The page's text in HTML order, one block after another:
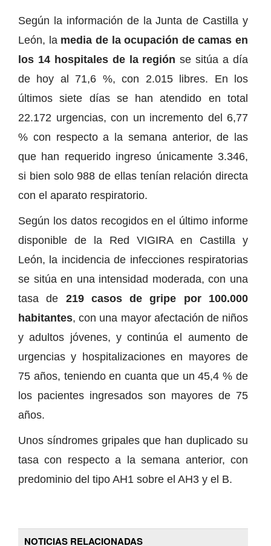
Según la información de la Junta de Castilla y
León, la media de la ocupación de camas en
los 14 hospitales de la región se sitúa a día
de hoy al 71,6 %, con 2.015 libres. En los
últimos siete días se han atendido en total
22.172 urgencias, con un incremento del 6,77
% con respecto a la semana anterior, de las
que han requerido ingreso únicamente 3.346,
si bien solo 988 de ellas tenían relación directa
con el aparato respiratorio.
Según los datos recogidos en el último informe
disponible de la Red VIGIRA en Castilla y
León, la incidencia de infecciones respiratorias
se sitúa en una intensidad moderada, con una
tasa de 219 casos de gripe por 100.000
habitantes, con una mayor afectación de niños
y adultos jóvenes, y continúa el aumento de
urgencias y hospitalizaciones en mayores de
75 años, teniendo en cuanta que un 45,4 % de
los pacientes ingresados son mayores de 75
años.
Unos síndromes gripales que han duplicado su
tasa con respecto a la semana anterior, con
predominio del tipo AH1 sobre el AH3 y el B.
NOTICIAS RELACIONADAS